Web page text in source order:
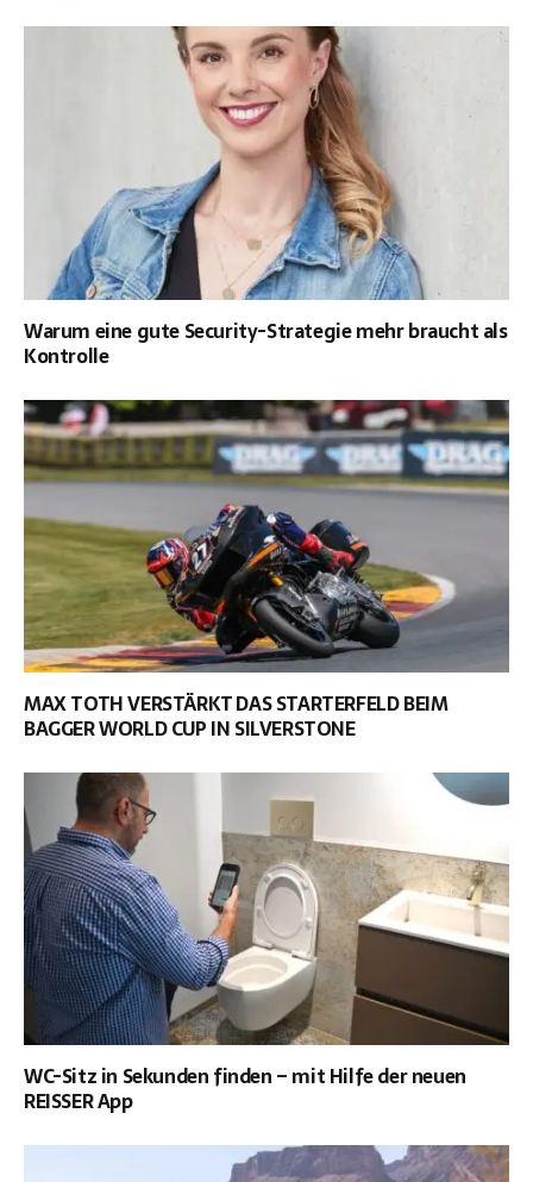
Warum eine gute Security-Strategie mehr braucht als
Kontrolle
MAX TOTH VERSTÄRKT DAS STARTERFELD BEIM
BAGGER WORLD CUP IN SILVERSTONE
WC-Sitz in Sekunden finden – mit Hilfe der neuen
REISSER App